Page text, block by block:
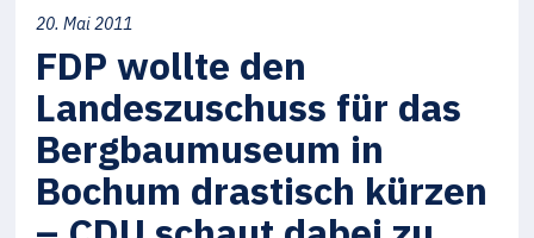
20. Mai 2011
FDP wollte den
Landeszuschuss für das
Bergbaumuseum in
Bochum drastisch kürzen